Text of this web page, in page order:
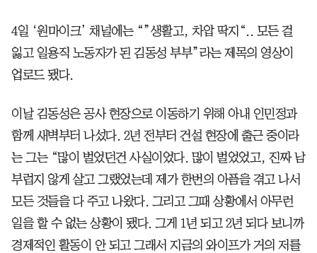
4일 ‘원마이크’ 채널에는 “”생활고, 차압 딱지“.. 모든 걸
잃고 일용직 노동자가 된 김동성 부부”라는 제목의 영상이
업로드 됐다.
이날 김동성은 공사 현장으로 이동하기 위해 아내 인민정과
함께 새벽부터 나섰다. 2년 전부터 건설 현장에 출근 중이라
는 그는 “많이 벌었던건 사실이었다. 많이 벌었었고, 진짜 남
부럽지 않게 살고 그랬었는데 제가 한번의 아픔을 겪고 나서
모든 것들을 다 주고 나왔다. 그리고 그때 상황에서 아무런
일을 할 수 없는 상황이 됐다. 그게 1년 되고 2년 되다 보니까
경제적인 활동이 안 되고 그래서 지금의 와이프가 거의 저를